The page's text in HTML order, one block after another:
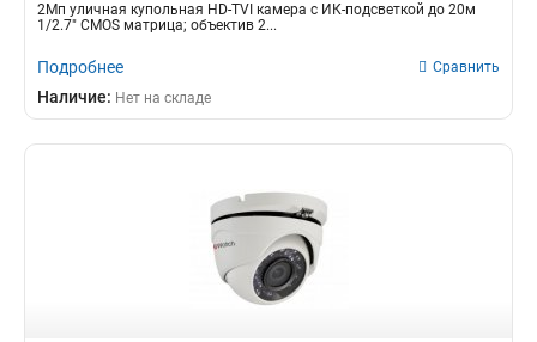
2Мп уличная купольная HD-TVI камера с ИК-подсветкой до 20м
1/2.7" CMOS матрица; объектив 2...
Подробнее Сравнить
Наличие: Нет на складе